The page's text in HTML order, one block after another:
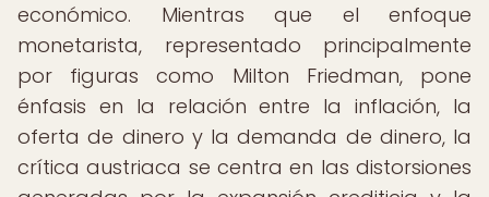
económico. Mientras que el enfoque
monetarista, representado principalmente
por figuras como Milton Friedman, pone
énfasis en la relación entre la inflación, la
oferta de dinero y la demanda de dinero, la
crítica austriaca se centra en las distorsiones